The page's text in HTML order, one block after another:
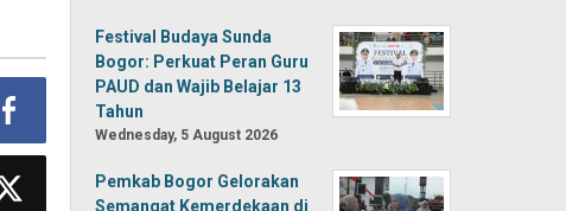
Festival Budaya Sunda
Bogor: Perkuat Peran Guru
PAUD dan Wajib Belajar 13
Tahun
Wednesday, 5 August 2026
Pemkab Bogor Gelorakan
Semangat Kemerdekaan di